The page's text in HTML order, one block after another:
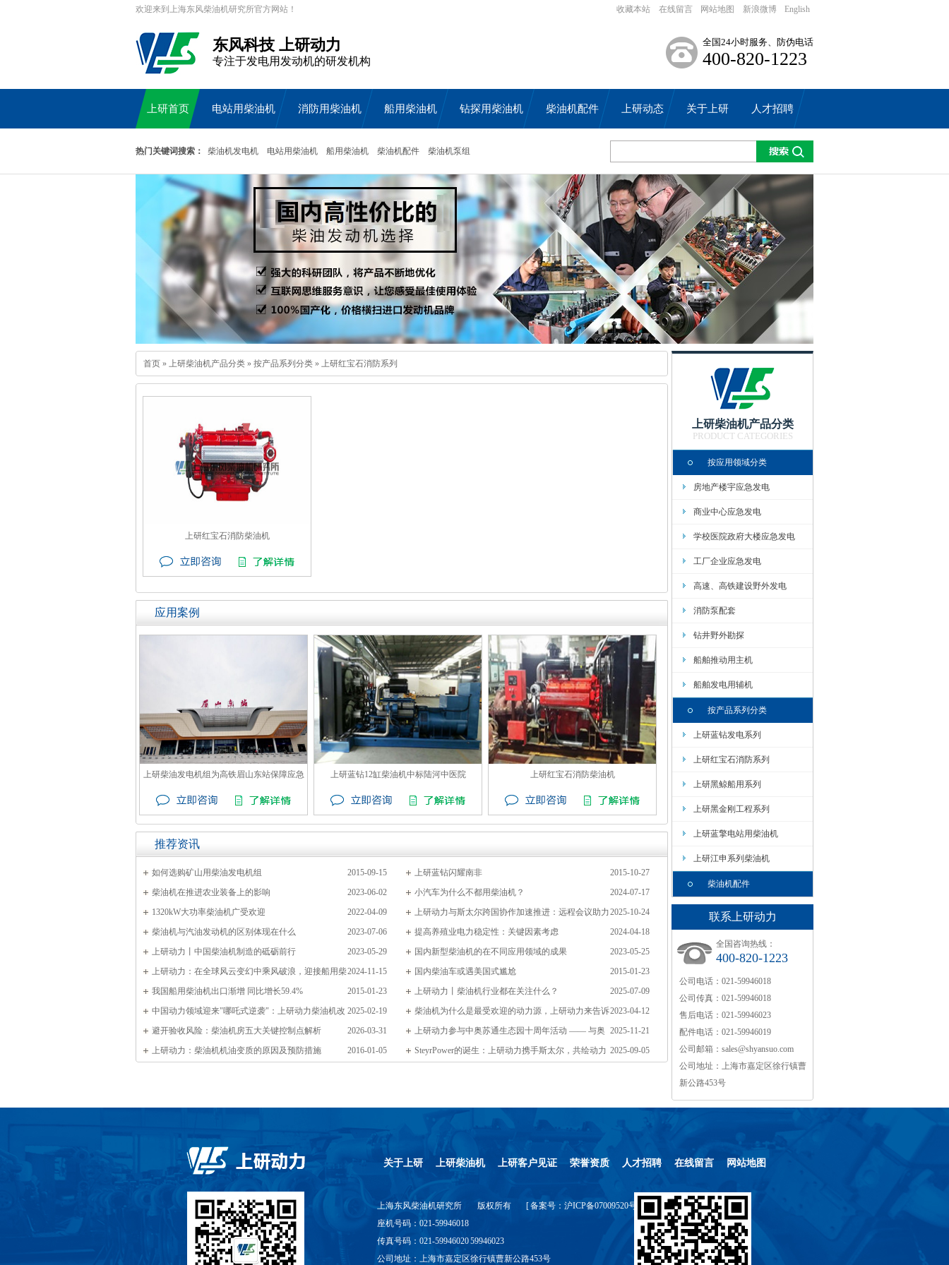
欢迎来到上海东风柴油机研究所官方网站！ 收藏本站 在线留言 网站地图 新浪微博 English
东风科技 上研动力
专注于发电用发动机的研发机构
全国24小时服务、防伪电话
400-820-1223
上研首页 电站用柴油机 消防用柴油机 船用柴油机 钻探用柴油机 柴油机配件 上研动态 关于上研 人才招聘
热门关键词搜索： 柴油机发电机 电站用柴油机 船用柴油机 柴油机配件 柴油机泵组
首页 » 上研柴油机产品分类 » 按产品系列分类 » 上研红宝石消防系列
上研红宝石消防柴油机
应用案例
上研柴油发电机组为高铁眉山东站保障应急
电力
上研蓝钻12缸柴油机中标陆河中医院 上研红宝石消防柴油机
推荐资讯
2015-09-15
如何选购矿山用柴油发电机组 2015-10-27
上研蓝钻闪耀南非
2023-06-02
柴油机在推进农业装备上的影响 2024-07-17
小汽车为什么不都用柴油机？
2022-04-09
1320kW大功率柴油机广受欢迎 2025-10-24
上研动力与斯太尔跨国协作加速推进：远程会议助力
技术共创与项目落地
2023-07-06
柴油机与汽油发动机的区别体现在什么 2024-04-18
提高养殖业电力稳定性：关键因素考虑
2023-05-29
上研动力丨中国柴油机制造的砥砺前行 2023-05-25
国内新型柴油机的在不同应用领域的成果
2024-11-15
上研动力：在全球风云变幻中乘风破浪，迎接船用柴
油机行业的新机遇
2015-01-23
国内柴油车或遇美国式尴尬
2015-01-23
我国船用柴油机出口渐增 同比增长59.4% 2025-07-09
上研动力丨柴油机行业都在关注什么？
2025-02-19
中国动力领域迎来"哪吒式逆袭"：上研动力柴油机改
写全球产业格局
2023-04-12
柴油机为什么是最受欢迎的动力源，上研动力来告诉
您
2026-03-31
避开验收风险：柴油机房五大关键控制点解析 2025-11-21
上研动力参与中奥苏通生态园十周年活动 —— 与奥
地利斯太尔的合作在务实沟通中稳步推进
2016-01-05
上研动力：柴油机机油变质的原因及预防措施 2025-09-05
SteyrPower的诞生：上研动力携手斯太尔，共绘动力
上研柴油机产品分类
PRODUCT CATEGORIES
按应用领域分类
房地产楼宇应急发电
商业中心应急发电
学校医院政府大楼应急发电
工厂企业应急发电
高速、高铁建设野外发电
消防泵配套
钻井野外勘探
船舶推动用主机
船舶发电用辅机
按产品系列分类
上研蓝钻发电系列
上研红宝石消防系列
上研黑鲸船用系列
上研黑金刚工程系列
上研蓝擎电站用柴油机
上研江申系列柴油机
柴油机配件
联系上研动力
全国咨询热线：
400-820-1223
公司电话： 021-59946018
公司传真： 021-59946018
售后电话： 021-59946023
配件电话： 021-59946019
公司邮箱： sales@shyansuo.com
公司地址： 上海市嘉定区徐行镇曹
新公路453号
关于上研 上研柴油机 上研客户见证 荣誉资质 人才招聘 在线留言 网站地图
上海东风柴油机研究所 版权所有 [备案号：沪ICP备07009520号-1
座机号码：021-59946018
传真号码：021-59946020 59946023
公司地址：上海市嘉定区徐行镇曹新公路453号